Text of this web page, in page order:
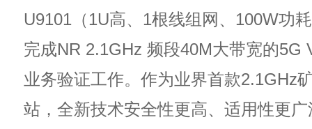
U9101（1U高、1根线组网、100W功
完成NR 2.1GHz 频段40M大带宽的5G
业务验证工作。作为业界首款2.1GHz
站，全新技术安全性更高、适用性更